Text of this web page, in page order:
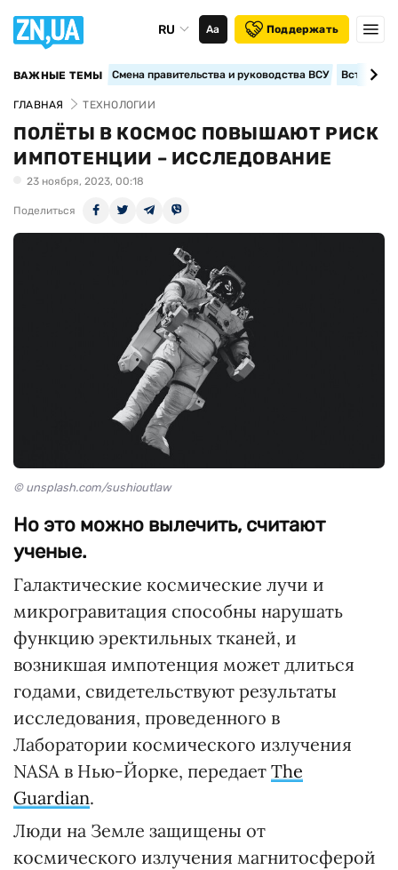
RU Аа Поддержать
ВАЖНЫЕ ТЕМЫ Смена правительства и руководства ВСУ
ГЛАВНАЯ ТЕХНОЛОГИИ
ПОЛЁТЫ В КОСМОС ПОВЫШАЮТ РИСК
ИМПОТЕНЦИИ – ИССЛЕДОВАНИЕ
23 ноября, 2023, 00:18
Поделиться
© unsplash.com/sushioutlaw
Но это можно вылечить, считают
ученые.
Галактические космические лучи и
микрогравитация способны нарушать
функцию эректильных тканей, и
возникшая импотенция может длиться
годами, свидетельствуют результаты
исследования, проведенного в
Лаборатории космического излучения
NASA в Нью-Йорке, передает The
Guardian.
Люди на Земле защищены от
космического излучения магнитосферой